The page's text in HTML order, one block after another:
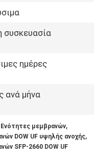
συσκευασία
ημέρες
ανά μήνα
Ενότητες μεμβρανών,
DOW UF υψηλής ανοχής,
SFP-2660 DOW UF